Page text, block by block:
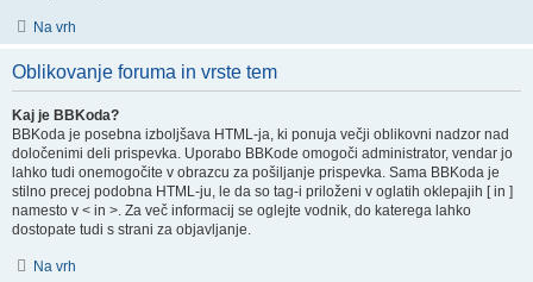
Na vrh
Oblikovanje foruma in vrste tem
Kaj je BBKoda?
BBKoda je posebna izboljšava HTML-ja, ki ponuja večji oblikovni nadzor nad
določenimi deli prispevka. Uporabo BBKode omogoči administrator, vendar jo
lahko tudi onemogočite v obrazcu za pošiljanje prispevka. Sama BBKoda je
stilno precej podobna HTML-ju, le da so tag-i priloženi v oglatih oklepajih [ in ]
namesto v < in >. Za več informacij se oglejte vodnik, do katerega lahko
dostopate tudi s strani za objavljanje.
Na vrh